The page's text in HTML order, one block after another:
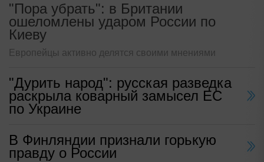
"Пора убрать": в Британии
ошеломлены ударом России по
Киеву
Европейцы активно делятся своими мнениями
"Дурить народ": русская разведка
раскрыла коварный замысел ЕС
по Украине
В Финляндии признали горькую
правду о России